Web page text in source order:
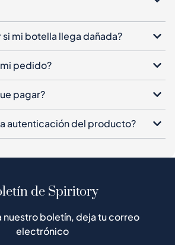
mi botella llega dañada?
pedido?
pagar?
autenticación del producto?
de Spiritory
nuestro boletín, deja tu correo
electrónico